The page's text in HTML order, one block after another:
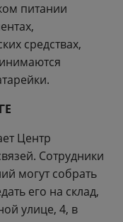
питании
средствах,
Центр
Сотрудники
могут собрать
его на склад,
улице, 4, в